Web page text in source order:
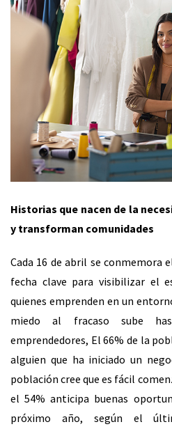
Historias que nacen de la
y transforman comunidades
Cada 16 de abril se conmemora
fecha clave para visibilizar el
quienes emprenden en un
miedo al fracaso sube
emprendedores, El 66% de la
alguien que ha iniciado un
población cree que es fácil
el 54% anticipa buenas
próximo año, según el